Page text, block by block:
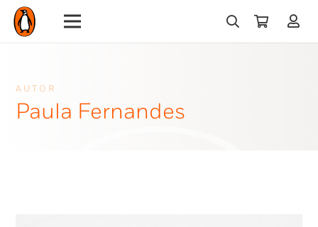
AUTOR
Paula Fernandes